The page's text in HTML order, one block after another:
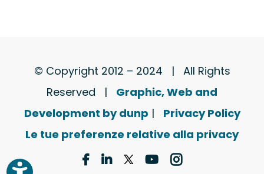
© Copyright 2012 – 2024 | All Rights
Reserved | Graphic, Web and
Development by dunp | Privacy Policy
Le tue preferenze relative alla privacy